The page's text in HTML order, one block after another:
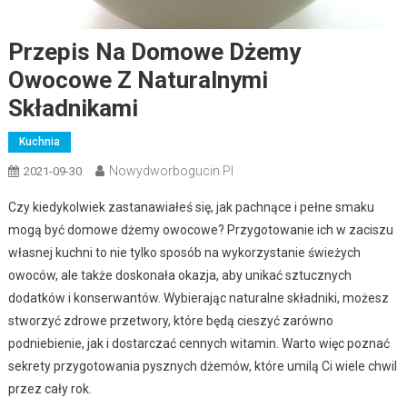
Przepis Na Domowe Dżemy
Owocowe Z Naturalnymi
Składnikami
Kuchnia
2021-09-30 Nowydworbogucin.pl
Czy kiedykolwiek zastanawiałeś się, jak pachnące i pełne smaku
mogą być domowe dżemy owocowe? Przygotowanie ich w zaciszu
własnej kuchni to nie tylko sposób na wykorzystanie świeżych
owoców, ale także doskonała okazja, aby unikać sztucznych
dodatków i konserwantów. Wybierając naturalne składniki, możesz
stworzyć zdrowe przetwory, które będą cieszyć zarówno
podniebienie, jak i dostarczać cennych witamin. Warto więc poznać
sekrety przygotowania pysznych dżemów, które umilą Ci wiele chwil
przez cały rok.